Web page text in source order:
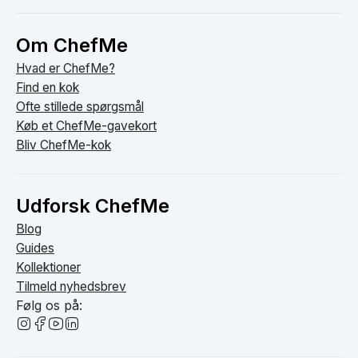
Om ChefMe
Hvad er ChefMe?
Find en kok
Ofte stillede spørgsmål
Køb et ChefMe-gavekort
Bliv ChefMe-kok
Udforsk ChefMe
Blog
Guides
Kollektioner
Tilmeld nyhedsbrev
Følg os på: